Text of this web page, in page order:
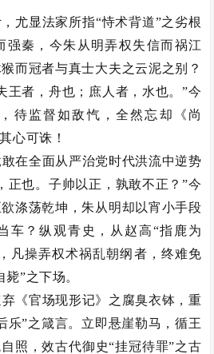
尤显法家所指“恃术背道”之劣根
强秦，今朱从明弄权失信而祸江
而冠者与真士大夫之云泥之别？
王者，舟也；庶人者，水也。”今
待监督如敌忾，全然忘却《尚
心可诛！
在全面从严治党时代洪流中逆势
正也。子帅以正，孰敢不正？”今
涤荡乾坤，朱从明却以宵小手段
车？纵观青史，从赵高“指鹿为
凡操弄权术祸乱朝纲者，终难免
毙”之下场。
《官场现形记》之腐臭衣钵，重
乐”之箴言。立即悬崖勒马，循王
照，效古代御史“挂冠待罪”之古